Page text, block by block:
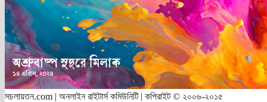
সচলায়তন.com | অনলাইন রাইটার্স কমিউনিটি | কপিরাইট © ২০০৬-২০১৫